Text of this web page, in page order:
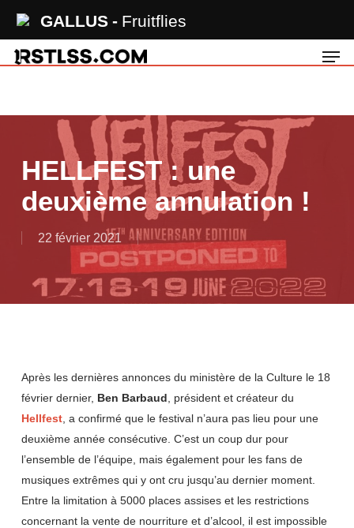
GALLUS Fruitflies
main
HELLFEST : une
deuxième annulation !
22 février 2021
Après les dernières annonces du ministère de la Culture le 18
février dernier, Ben Barbaud , président et créateur du
Hellfest, a confirmé que le festival n’aura pas lieu pour une
deuxième année consécutive. C’est un coup dur pour
l’ensemble de l’équipe, mais également pour les fans de
musiques extrêmes qui y ont cru jusqu’au dernier moment.
Entre la limitation à 5000 places assises et les restrictions
concernant la vente de nourriture et d’alcool, il est impossible